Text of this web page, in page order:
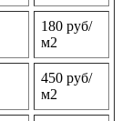
180 руб/
м2
450 руб/
м2